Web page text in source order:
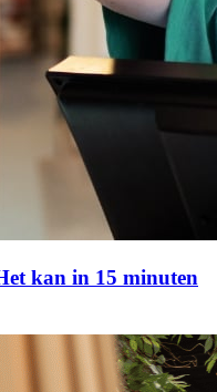
kan in 15 minuten